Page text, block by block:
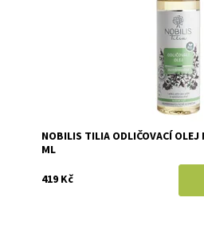
NOBILIS TILIA ODLIČOVACÍ
ML
419 Kč